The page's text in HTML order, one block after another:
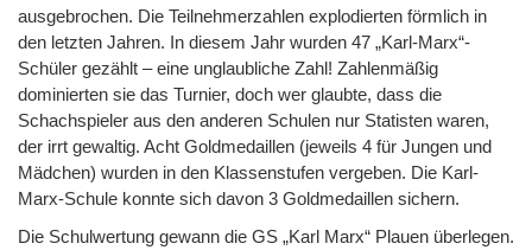
ausgebrochen. Die Teilnehmerzahlen explodierten förmlich in
den letzten Jahren. In diesem Jahr wurden 47 „Karl-Marx“-
Schüler gezählt – eine unglaubliche Zahl! Zahlenmäßig
dominierten sie das Turnier, doch wer glaubte, dass die
Schachspieler aus den anderen Schulen nur Statisten waren,
der irrt gewaltig. Acht Goldmedaillen (jeweils 4 für Jungen und
Mädchen) wurden in den Klassenstufen vergeben. Die Karl-
Marx-Schule konnte sich davon 3 Goldmedaillen sichern.
Die Schulwertung gewann die GS „Karl Marx“ Plauen überlegen.